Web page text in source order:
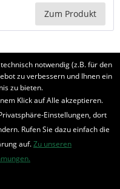
Zum Produkt
notwendig (z.B. für den
zu verbessern und Ihnen ein
zu bieten.
Klick auf Alle akzeptieren.
Einstellungen, dort
Rufen Sie dazu einfach die
auf.Zu unseren